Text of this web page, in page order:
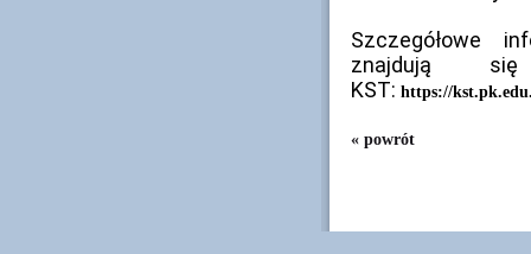
Szczegółowe
znajdują
KST: https://
« powrót